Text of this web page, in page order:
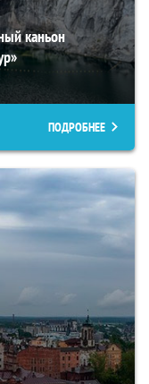
каньон
ПОДРОБНЕЕ